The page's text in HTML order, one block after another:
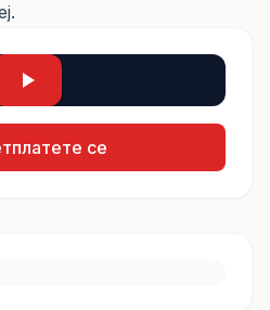
се